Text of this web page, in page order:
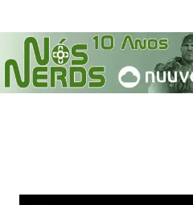
para
conteúdo